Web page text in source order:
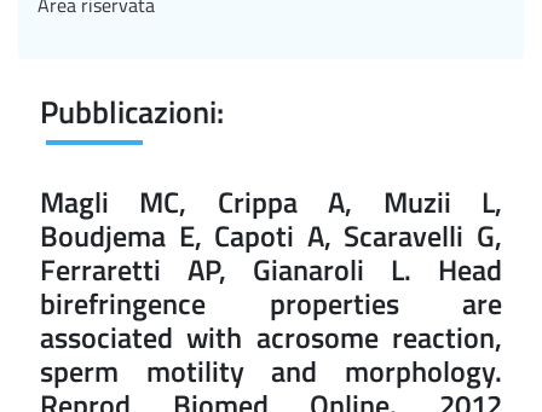
Pubblicazioni:
Magli MC, Crippa A, Muzii L,
Boudjema E, Capoti A, Scaravelli G,
Ferraretti AP, Gianaroli L. Head
birefringence properties are
associated with acrosome reaction,
sperm motility and morphology.